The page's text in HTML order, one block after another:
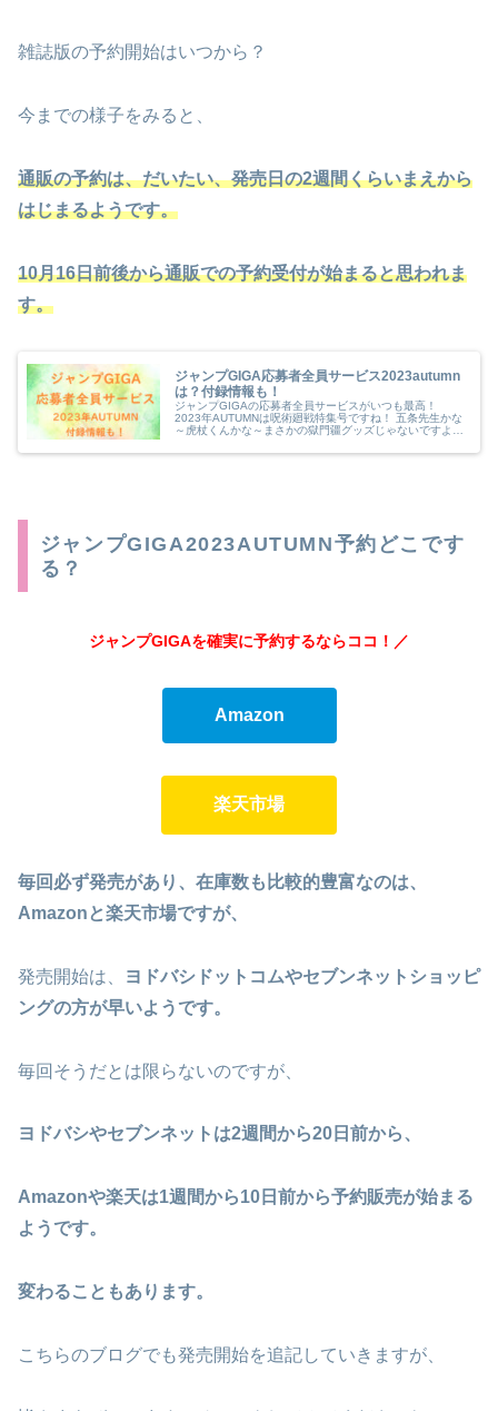
雑誌版の予約開始はいつから？
今までの様子をみると、
通販の予約は、だいたい、発売日の2週間くらいまえから
はじまるようです。
10月16日前後から通販での予約受付が始まると思われま
す。
ジャンプGIGA応募者全員サービス2023autumn
は？付録情報も！
ジャンプGIGAの応募者全員サービスがいつも最高！
2023年AUTUMNは呪術廻戦特集号ですね！ 五条先生かな
～虎杖くんかな～まさかの獄門疆グッズじゃないですよ
ところです。 また、付録の...
ジャンプGIGA2023AUTUMN予約どこです
る？
ジャンプGIGAを確実に予約するならココ！ ／
Amazon
楽天市場
毎回必ず発売があり、在庫数も比較的豊富なのは、
Amazonと楽天市場ですが、
発売開始は、
ヨドバシドットコムやセブンネットショッピ
ングの方が早いようです。
毎回そうだとは限らないのですが、
ヨドバシやセブンネットは2週間から20日前から、
Amazonや楽天は1週間から10日前から予約販売が始まる
ようです。
変わることもあります。
こちらのブログでも発売開始を追記していきますが、